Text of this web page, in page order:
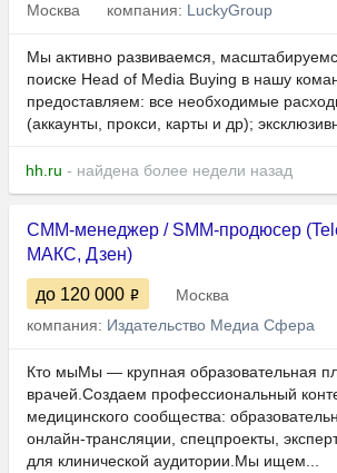
Москва компания: LuckyGroup
Мы активно развиваемся,
поиске Head of Media Buying в нашу
предоставляем: все необходимые
(аккаунты, прокси, карты и др);
hh.ru - найдена более недели назад
СММ-менеджер / SMM-продюсер
МАКС, Дзен)
до 120 000
Москва
компания: Издательство Медиа Сфера
Кто мыМы — крупная образовательная
врачей.Создаем профессиональный
медицинского сообщества:
онлайн-трансляции, спецпроекты,
для клинической аудитории.Мы ищем...